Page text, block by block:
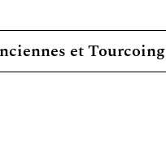
et Tourcoing